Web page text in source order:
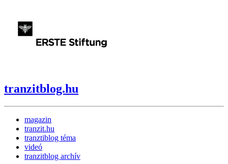
tranzitblog.hu
magazin
tranzit.hu
tranztiblog téma
videó
tranzitblog archív